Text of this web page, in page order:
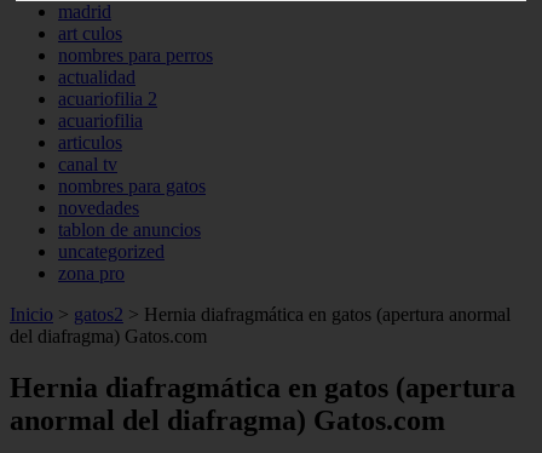
madrid
art culos
nombres para perros
actualidad
acuariofilia 2
acuariofilia
articulos
canal tv
nombres para gatos
novedades
tablon de anuncios
uncategorized
zona pro
Inicio > gatos2 > Hernia diafragmática en gatos (apertura anormal
del diafragma) Gatos.com
Hernia diafragmática en gatos (apertura
anormal del diafragma) Gatos.com